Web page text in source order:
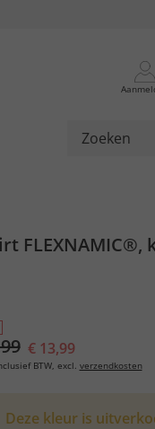
€ 13,99
BTW, excl. verzendkosten
Deze kleur is